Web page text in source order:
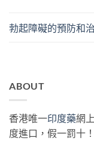
勃起障礙的預防和
ABOUT
香港唯一印度藥網
度進口，假一罰十！